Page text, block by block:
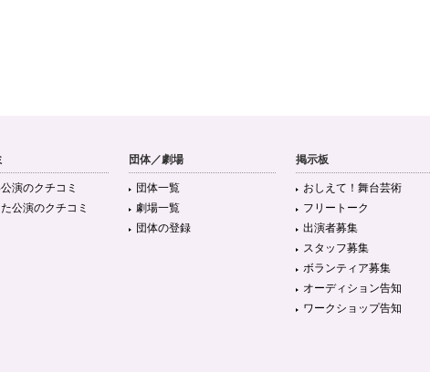
演のクチコミ
公演のクチコミ
団体／劇場
団体一覧
劇場一覧
団体の登録
掲示板
おしえて！舞台芸術
フリートーク
出演者募集
スタッフ募集
ボランティア募集
オーディション告知
ワークショップ告知